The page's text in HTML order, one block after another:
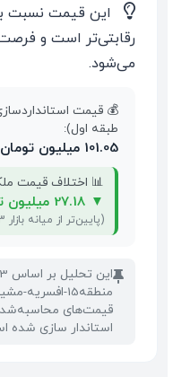
💡
این قیمت نسبت
رقابتی‌تر است و
می‌شود.
💰 قیمت
طبقه اول):
101.05 میلیون تومان
📊 اختلاف قیمت ملک
▼ 27.18 میلیون تومان
(پایین‌تر از میانه بازار 128.23 میلیون تومان)
📌
منطقه15-
قیمت‌های
استاندار سازی شده